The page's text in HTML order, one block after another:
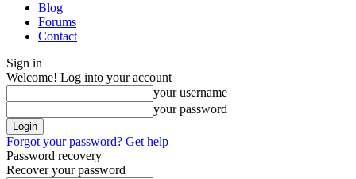
Blog
Forums
Contact
Sign in
Welcome! Log into your account
your username
your password
Forgot your password? Get help
Password recovery
Recover your password